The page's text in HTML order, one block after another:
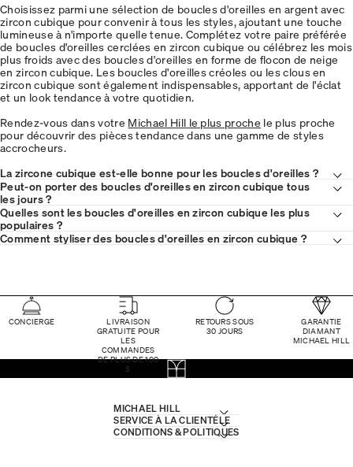
Choisissez parmi une sélection de boucles d'oreilles en argent avec
zircon cubique pour convenir à tous les styles, ajoutant une touche
lumineuse à n'importe quelle tenue. Complétez votre paire préférée
de boucles d'oreilles cerclées en zircon cubique ou célébrez les mois
plus froids avec des boucles d'oreilles en forme de flocon de neige
en zircon cubique. Les boucles d'oreilles créoles ou les clous en
zircon cubique sont également indispensables, apportant de l'éclat
et un look tendance à votre quotidien.
Rendez-vous dans votre Michael Hill le plus proche le plus proche
pour découvrir des pièces tendance dans une gamme de styles
accrocheurs.
La zircone cubique est-elle bonne pour les boucles d'oreilles ?
Peut-on porter des boucles d'oreilles en zircon cubique tous
les jours ?
Quelles sont les boucles d'oreilles en zircon cubique les plus
populaires ?
Comment styliser des boucles d'oreilles en zircon cubique ?
CONCIERGE
LIVRAISON
GRATUITE POUR
LES
COMMANDES
DE PLUS DE 100
$
RETOURS SOUS
30 JOURS
GARANTIE
DIAMANT
MICHAEL HILL
MICHAEL HILL
SERVICE À LA CLIENTÈLE
CONDITIONS & POLITIQUES